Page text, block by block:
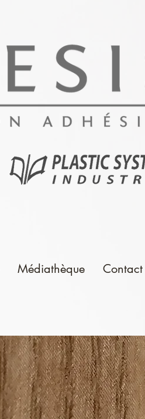
Médiathèque Contact